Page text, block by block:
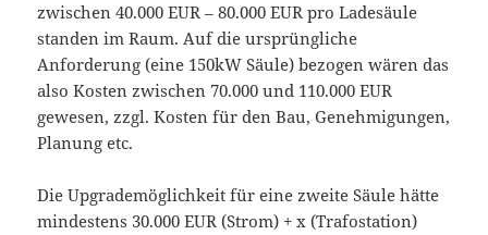
zwischen 40.000 EUR – 80.000 EUR pro Ladesäule
standen im Raum. Auf die ursprüngliche
Anforderung (eine 150kW Säule) bezogen wären das
also Kosten zwischen 70.000 und 110.000 EUR
gewesen, zzgl. Kosten für den Bau, Genehmigungen,
Planung etc.
Die Upgrademöglichkeit für eine zweite Säule hätte
mindestens 30.000 EUR (Strom) + x (Trafostation)